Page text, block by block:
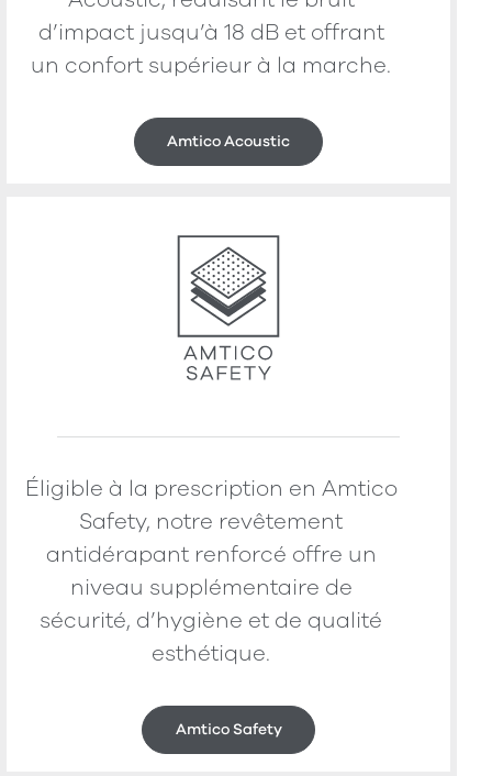
d’impact jusqu’à 18 dB et offrant
un confort supérieur à la marche.
Amtico Acoustic
Éligible à la prescription en Amtico
Safety, notre revêtement
antidérapant renforcé offre un
niveau supplémentaire de
sécurité, d’hygiène et de qualité
esthétique.
Amtico Safety